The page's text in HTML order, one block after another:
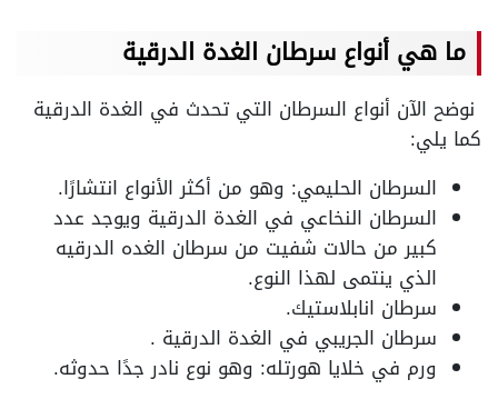
ما هي أنواع سرطان الغدة الدرقية
نوضح الآن أنواع السرطان التي تحدث في الغدة الدرقية
كما يلي:
السرطان الحليمي: وهو من أكثر الأنواع انتشارًا.
السرطان النخاعي في الغدة الدرقية ويوجد عدد
كبير من حالات شفيت من سرطان الغده الدرقيه
الذي ينتمى لهذا النوع.
سرطان انابلاستيك.
سرطان الجريبي في الغدة الدرقية .
ورم في خلايا هورتله: وهو نوع نادر جدًا حدوثه.